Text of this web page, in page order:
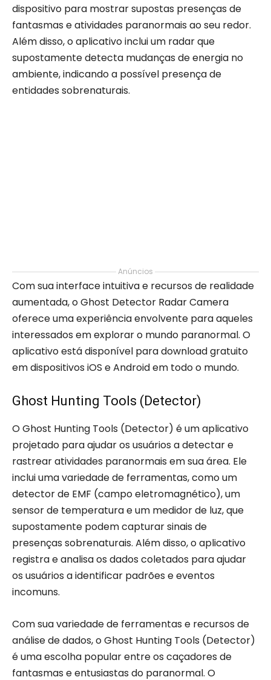
dispositivo para mostrar supostas presenças de
fantasmas e atividades paranormais ao seu redor.
Além disso, o aplicativo inclui um radar que
supostamente detecta mudanças de energia no
ambiente, indicando a possível presença de
entidades sobrenaturais.
Anúncios
Com sua interface intuitiva e recursos de realidade
aumentada, o Ghost Detector Radar Camera
oferece uma experiência envolvente para aqueles
interessados em explorar o mundo paranormal. O
aplicativo está disponível para download gratuito
em dispositivos iOS e Android em todo o mundo.
Ghost Hunting Tools (Detector)
O Ghost Hunting Tools (Detector) é um aplicativo
projetado para ajudar os usuários a detectar e
rastrear atividades paranormais em sua área. Ele
inclui uma variedade de ferramentas, como um
detector de EMF (campo eletromagnético), um
sensor de temperatura e um medidor de luz, que
supostamente podem capturar sinais de
presenças sobrenaturais. Além disso, o aplicativo
registra e analisa os dados coletados para ajudar
os usuários a identificar padrões e eventos
incomuns.
Com sua variedade de ferramentas e recursos de
análise de dados, o Ghost Hunting Tools (Detector)
é uma escolha popular entre os caçadores de
fantasmas e entusiastas do paranormal. O